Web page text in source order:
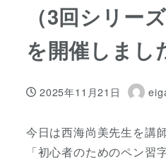
（3回シリー
を開催しまし
投稿日
2025年11月21日
著
今日は西海尚美先生を講
「初心者のためのペン習